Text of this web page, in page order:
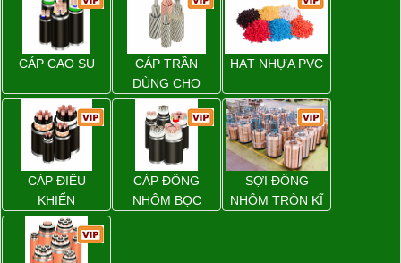
CÁP CAO SU
CÁP TRẦN
DÙNG CHO
ĐƯỜNG DÂY
TẢI ĐIỆN TRÊN
KHÔNG
HẠT NHỰA PVC
CÁP ĐIỀU
KHIỂN
CÁP ĐỒNG
NHÔM BỌC
SỢI ĐỒNG
NHÔM TRÒN KĨ